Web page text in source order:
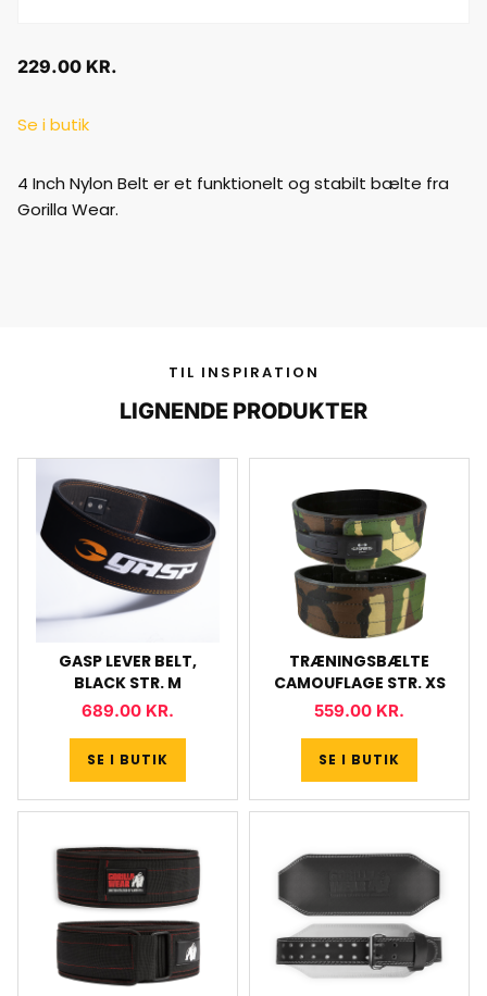
229.00 KR.
Se i butik
4 Inch Nylon Belt er et funktionelt og stabilt bælte fra
Gorilla Wear.
TIL INSPIRATION
LIGNENDE PRODUKTER
GASP LEVER BELT,
BLACK STR. M
689.00 KR.
SE I BUTIK
TRÆNINGSBÆLTE
CAMOUFLAGE STR. XS
559.00 KR.
SE I BUTIK